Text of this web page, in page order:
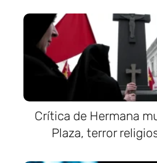
Crítica de Hermana
Plaza, terror